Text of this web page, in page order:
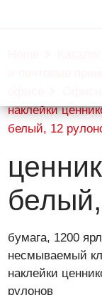
наклейки
белый, 12
бумага, 1200
несмываемый
наклейки
рулонов